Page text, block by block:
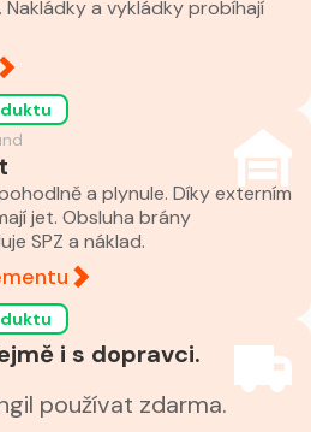
Nakládky a vykládky probíhají
a plynule. Díky externím
jet. Obsluha brány
SPZ a náklad.
i s dopravci.
používat zdarma.